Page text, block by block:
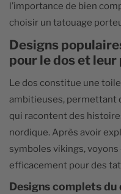
l’importance de bien
choisir un tatouage
Designs
pour le dos et
Le dos constitue une
ambitieuses, permettant
qui racontent des
nordique. Après avoir
symboles vikings,
efficacement pour des
Designs complets